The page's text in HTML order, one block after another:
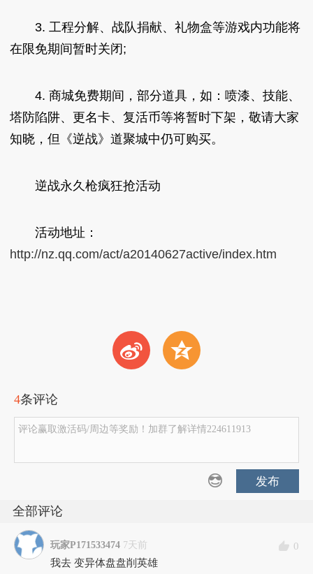
3. 工程分解、战队捐献、礼物盒等游戏内功能将
在限免期间暂时关闭;
4. 商城免费期间，部分道具，如：喷漆、技能、
塔防陷阱、更名卡、复活币等将暂时下架，敬请大家
知晓，但《逆战》道聚城中仍可购买。
逆战永久枪疯狂抢活动
活动地址：
http://nz.qq.com/act/a20140627active/index.htm
t z
4条评论
评论赢取激活码/周边等奖励！加群了解详情224611913
发布
全部评论
玩家P171533474 7天前
0
我去 变异体盘盘削英雄